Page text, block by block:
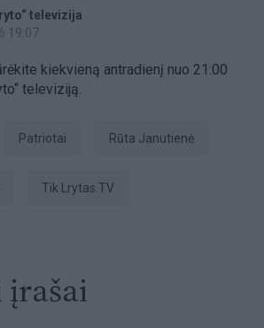
televizija
19:07
kiekvieną antradienį nuo 21:00
televiziją.
patriotai Rūta Janutienė
tik Lrytas.TV
įrašai